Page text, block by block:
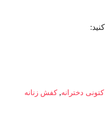
کتونی دخترانه,کفش زنانه